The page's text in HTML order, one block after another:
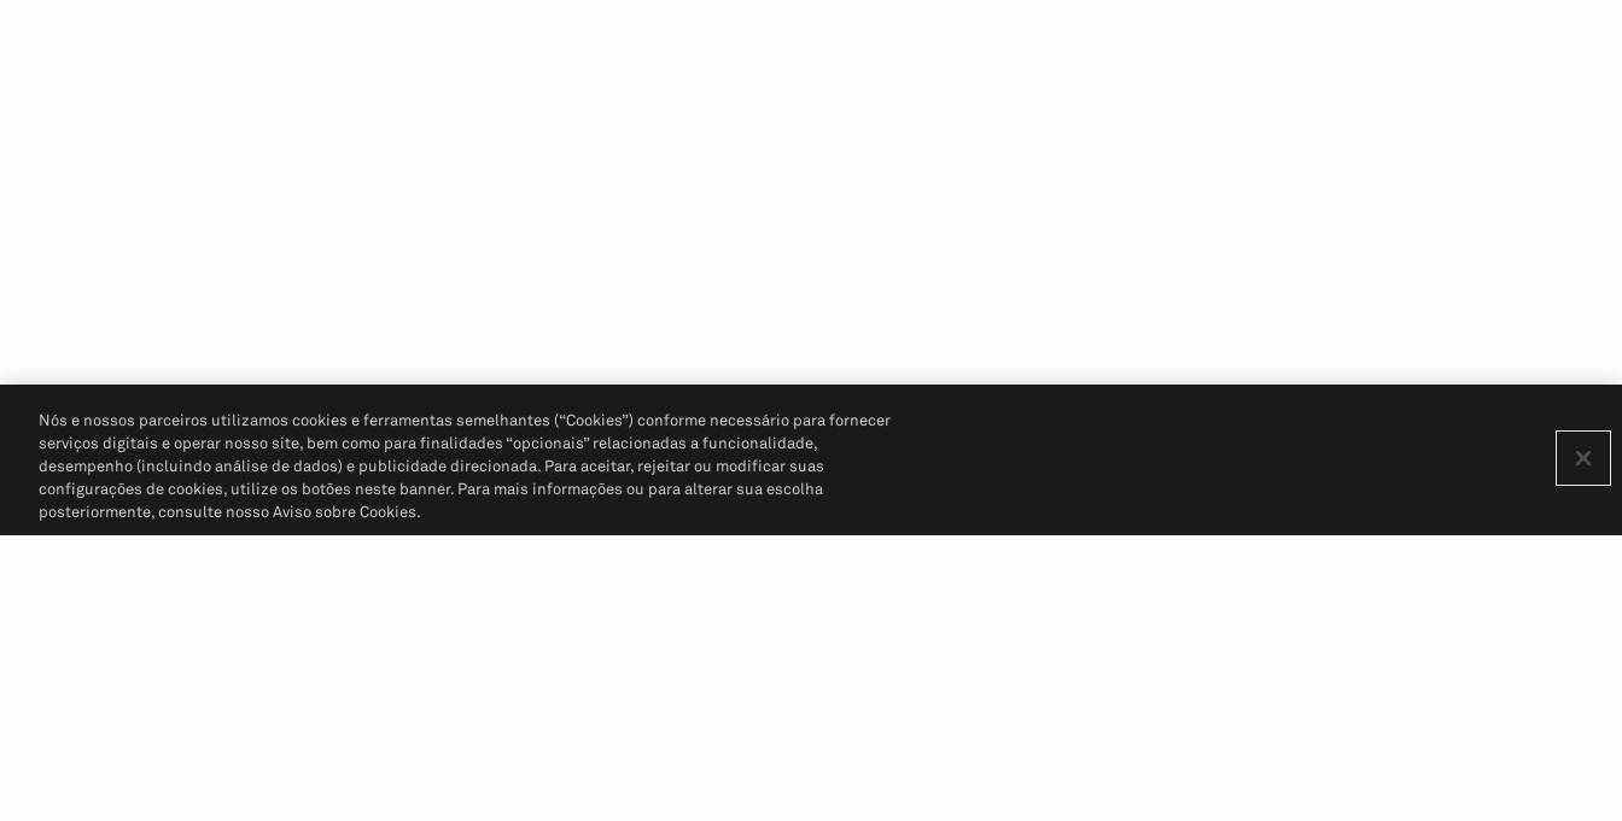
Nós e nossos parceiros utilizamos cookies e ferramentas semelhantes (“Cookies”) conforme necessário para fornecer
serviços digitais e operar nosso site, bem como para finalidades “opcionais” relacionadas a funcionalidade,
desempenho (incluindo análise de dados) e publicidade direcionada. Para aceitar, rejeitar ou modificar suas
configurações de cookies, utilize os botões neste banner. Para mais informações ou para alterar sua escolha
posteriormente, consulte nosso Aviso sobre Cookies.